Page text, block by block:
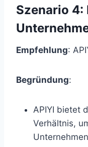
Szenario
Empfehlung:
Begründung:
APIYI bietet
Verhältnis,